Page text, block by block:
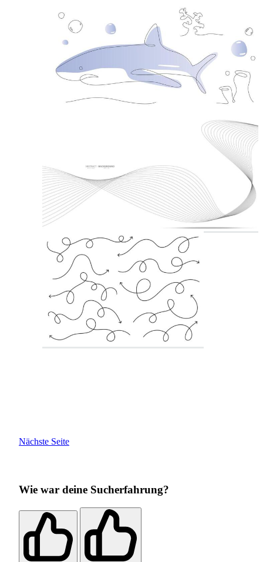
Nächste Seite
Wie war deine Sucherfahrung?